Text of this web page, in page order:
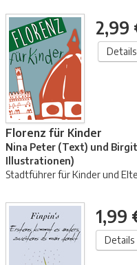
2,99
Details
Florenz für Kinder
Nina Peter (Text) und
Illustrationen)
Stadtführer für Kinder und
1,99
Details